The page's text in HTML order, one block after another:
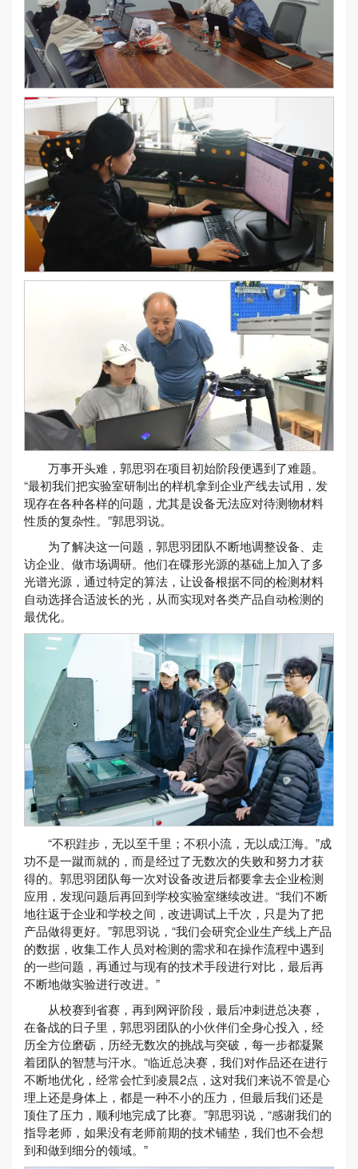
万事开头难，郭思羽在项目初始阶段便遇到了难题。
“最初我们把实验室研制出的样机拿到企业产线去试用，发
现存在各种各样的问题，尤其是设备无法应对待测物材料
性质的复杂性。”郭思羽说。
为了解决这一问题，郭思羽团队不断地调整设备、走
访企业、做市场调研。他们在碟形光源的基础上加入了多
光谱光源，通过特定的算法，让设备根据不同的检测材料
自动选择合适波长的光，从而实现对各类产品自动检测的
最优化。
“不积跬步，无以至千里；不积小流，无以成江海。”成
功不是一蹴而就的，而是经过了无数次的失败和努力才获
得的。郭思羽团队每一次对设备改进后都要拿去企业检测
应用，发现问题后再回到学校实验室继续改进。“我们不断
地往返于企业和学校之间，改进调试上千次，只是为了把
产品做得更好。”郭思羽说，“我们会研究企业生产线上产品
的数据，收集工作人员对检测的需求和在操作流程中遇到
的一些问题，再通过与现有的技术手段进行对比，最后再
不断地做实验进行改进。”
从校赛到省赛，再到网评阶段，最后冲刺进总决赛，
在备战的日子里，郭思羽团队的小伙伴们全身心投入，经
历全方位磨砺，历经无数次的挑战与突破，每一步都凝聚
着团队的智慧与汗水。“临近总决赛，我们对作品还在进行
不断地优化，经常会忙到凌晨2点，这对我们来说不管是心
理上还是身体上，都是一种不小的压力，但最后我们还是
顶住了压力，顺利地完成了比赛。”郭思羽说，“感谢我们的
指导老师，如果没有老师前期的技术铺垫，我们也不会想
到和做到细分的领域。”